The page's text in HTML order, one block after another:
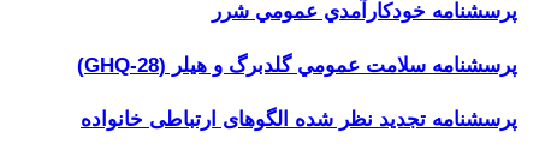
پرسشنامه خودكارآمدي عمومي شرر
پرسشنامه سلامت عمومي گلدبرگ و هیلر (GHQ-28)
پرسشنامه تجدید نظر شده الگوهای ارتباطی خانواده